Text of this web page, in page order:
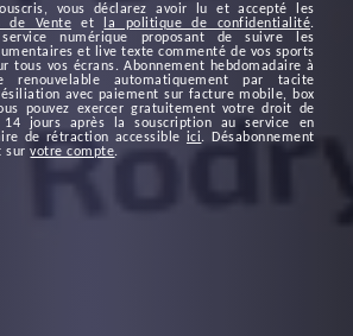
, vous déclarez avoir lu et accepté les
de Vente et la politique de confidentialité.
numérique proposant de suivre les
et live texte commenté de vos sports
tous vos écrans. Abonnement hebdomadaire à
renouvelable automatiquement par tacite
avec paiement sur facture mobile, box
pouvez exercer gratuitement votre droit de
14 jours après la souscription au service en
de rétraction accessible ici. Désabonnement
survotre compte.